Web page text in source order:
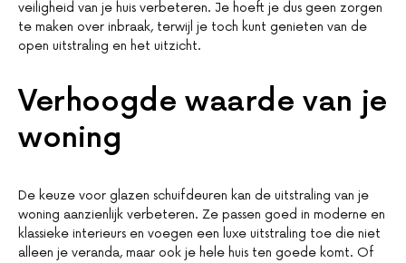
veiligheid van je huis verbeteren. Je hoeft je dus geen zorgen
te maken over inbraak, terwijl je toch kunt genieten van de
open uitstraling en het uitzicht.
Verhoogde waarde van je
woning
De keuze voor glazen schuifdeuren kan de uitstraling van je
woning aanzienlijk verbeteren. Ze passen goed in moderne en
klassieke interieurs en voegen een luxe uitstraling toe die niet
alleen je veranda, maar ook je hele huis ten goede komt. Of